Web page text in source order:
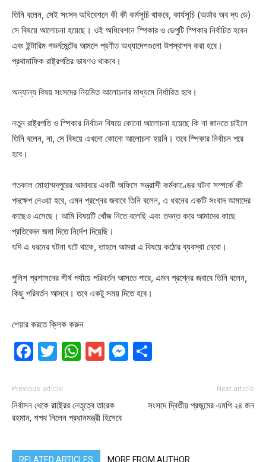
তিনি বলেন, সেই সংসদ অধিবেশনে কী কী কর্মসূচি থাকবে, কার্যসূচি (অর্ডার অব দ্য ডে)
সে বিষয়ে আলোচনা হয়েছে। ওই অধিবেশনে স্পিকার ও ডেপুটি স্পিকার নির্বাচিত হবেন
এবং ইন্টারিম গভর্নমেন্টের আমলে প্রণীত অধ্যাদেশগুলো উপস্থাপন করা হবে।
প্রথামাফিক রাষ্ট্রপতির ভাষণও থাকবে।
অন্যান্য বিষয় সংসদের নিয়মিত আলোচনার মাধ্যমে নির্ধারিত হবে।
নতুন রাষ্ট্রপতি ও স্পিকার নির্বাচন বিষয়ে কোনো আলোচনা হয়েছে কি না জানতে চাইলে
তিনি বলেন, না, সে বিষয়ে এখনো কোনো আলোচনা হয়নি। তবে স্পিকার নির্বাচন পরে
হবে।
গতকাল মোহাম্মদপুরের আদাবরে একটি অফিসে সন্ত্রাসী কর্মকাণ্ডের ঘটনা সম্পর্কে কী
পদক্ষেপ নেওয়া হবে, এমন প্রশ্নের জবাবে তিনি বলেন, এ ধরনের একটি সংবাদ আমাদের
কাছেও এসেছে। আমি বিষয়টি খোঁজ নিতে বলেছি এবং তদন্ত করে আমাদের কাছে
প্রতিবেদন জমা দিতে নির্দেশ দিয়েছি।
যদি এ ধরনের ঘটনা ঘটে থাকে, তাহলে আমরা এ বিষয়ে কঠোর ব্যবস্থা নেবো।
পুলিশ প্রশাসনের শীর্ষ পর্যায়ে পরিবর্তন আসতে পারে, এমন প্রশ্নের জবাবে তিনি বলেন,
কিছু পরিবর্তন আসবে। তবে একটু সময় দিতে হবে।
শেয়ার করতে ক্লিক করুন
Facebook
Twitter
WhatsApp
GmailMessenger
Previous article
নির্বাসন থেকে রাষ্ট্রের নেতৃত্বে তারেক
রহমান, শপথ নিলেন প্রধানমন্ত্রী হিসেবে
Next article
সংসদে দ্বিতীয় প্রজন্মের এমপি ২৪ জন
RELATED ARTICLES MORE FROM AUTHOR